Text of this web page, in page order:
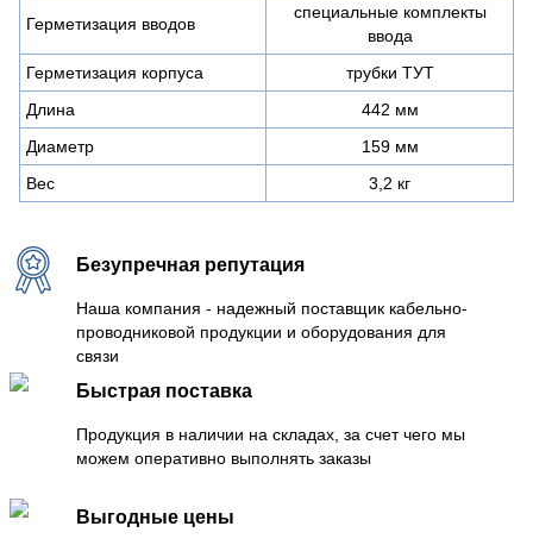
Герметизация вводов
специальные комплекты
ввода
Герметизация корпуса
трубки ТУТ
Длина
442 мм
Диаметр
159 мм
Вес
3,2 кг
Безупречная репутация
Наша компания - надежный поставщик кабельно-
проводниковой продукции и оборудования для
связи
Быстрая поставка
Продукция в наличии на складах, за счет чего мы
можем оперативно выполнять заказы
Выгодные цены